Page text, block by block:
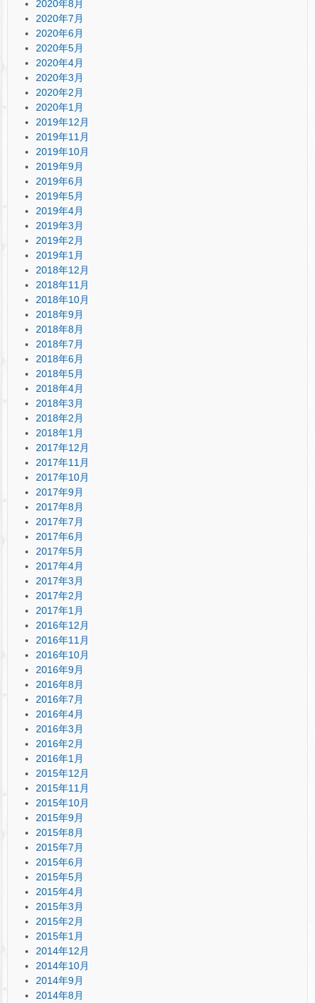
2020年8月
2020年7月
2020年6月
2020年5月
2020年4月
2020年3月
2020年2月
2020年1月
2019年12月
2019年11月
2019年10月
2019年9月
2019年6月
2019年5月
2019年4月
2019年3月
2019年2月
2019年1月
2018年12月
2018年11月
2018年10月
2018年9月
2018年8月
2018年7月
2018年6月
2018年5月
2018年4月
2018年3月
2018年2月
2018年1月
2017年12月
2017年11月
2017年10月
2017年9月
2017年8月
2017年7月
2017年6月
2017年5月
2017年4月
2017年3月
2017年2月
2017年1月
2016年12月
2016年11月
2016年10月
2016年9月
2016年8月
2016年7月
2016年4月
2016年3月
2016年2月
2016年1月
2015年12月
2015年11月
2015年10月
2015年9月
2015年8月
2015年7月
2015年6月
2015年5月
2015年4月
2015年3月
2015年2月
2015年1月
2014年12月
2014年10月
2014年9月
2014年8月